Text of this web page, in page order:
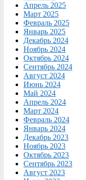
Апрель 2025
Март 2025
Февраль 2025
Январь 2025
Декабрь 2024
Ноябрь 2024
Октябрь 2024
Сентябрь 2024
Август 2024
Июнь 2024
Май 2024
Апрель 2024
Март 2024
Февраль 2024
Январь 2024
Декабрь 2023
Ноябрь 2023
Октябрь 2023
Сентябрь 2023
Август 2023